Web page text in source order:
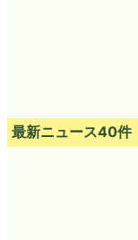
最新ニュース40件